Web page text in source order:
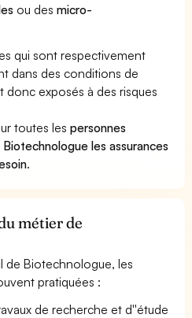
ou desmicro-
qui sont respectivement
dans des conditions de
donc exposés à des risques
toutes lespersonnes
les assurances
.
métier de
de Biotechnologue, les
pratiquées :
de recherche et d''étude